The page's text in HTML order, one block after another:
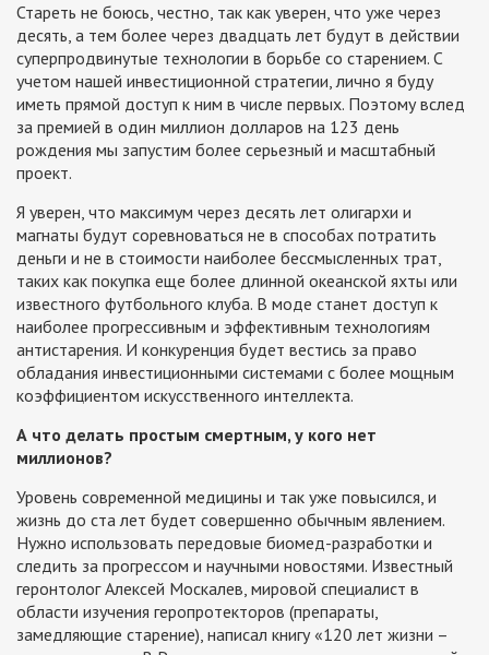
Стареть не боюсь, честно, так как уверен, что уже через
десять, а тем более через двадцать лет будут в действии
суперпродвинутые технологии в борьбе со старением. С
учетом нашей инвестиционной стратегии, лично я буду
иметь прямой доступ к ним в числе первых. Поэтому вслед
за премией в один миллион долларов на 123 день
рождения мы запустим более серьезный и масштабный
проект.
Я уверен, что максимум через десять лет олигархи и
магнаты будут соревноваться не в способах потратить
деньги и не в стоимости наиболее бессмысленных трат,
таких как покупка еще более длинной океанской яхты или
известного футбольного клуба. В моде станет доступ к
наиболее прогрессивным и эффективным технологиям
антистарения. И конкуренция будет вестись за право
обладания инвестиционными системами с более мощным
коэффициентом искусственного интеллекта.
А что делать простым смертным, у кого нет
миллионов?
Уровень современной медицины и так уже повысился, и
жизнь до ста лет будет совершенно обычным явлением.
Нужно использовать передовые биомед-разработки и
следить за прогрессом и научными новостями. Известный
геронтолог Алексей Москалев, мировой специалист в
области изучения геропротекторов (препараты,
замедляющие старение), написал книгу «120 лет жизни –